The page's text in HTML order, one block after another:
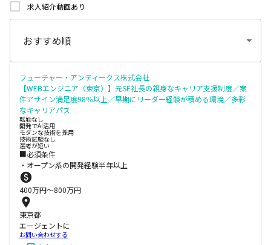
求人紹介動画あり
フューチャー・アンティークス株式会社
【WEBエンジニア（東京）】元SE社長の親身なキャリア支援制度／案
件アサイン満足度98％以上／早期にリーダー経験が積める環境／多彩
なキャリアパス
転勤なし
開発でAI活用
モダンな技術を採用
技術試験なし
選考が短い
■必須条件
・オープン系の開発経験半年以上
400万円〜800万円
東京都
エージェントに
お問い合わせする